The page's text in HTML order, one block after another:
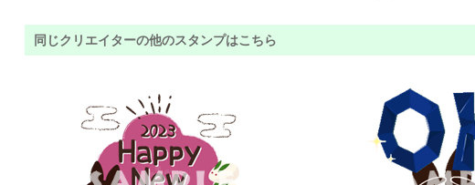
同じクリエイターの他のスタンプはこちら